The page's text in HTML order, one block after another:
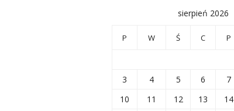
sierpień 2026
P W Ś C P
3
4 5 6 7
10
11 12 13 14